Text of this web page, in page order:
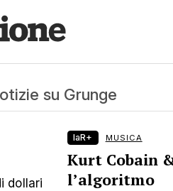
su Grunge
dollari
laR+ MUSICA
Kurt Cobain
l’algoritmo